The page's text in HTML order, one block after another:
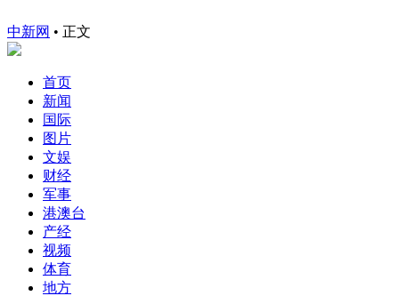
中新网 • 正文
首页
新闻
国际
图片
文娱
财经
军事
港澳台
产经
视频
体育
地方